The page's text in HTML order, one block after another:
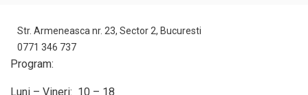
Str. Armeneasca nr. 23, Sector 2, Bucuresti
0771 346 737
Program:
Luni – Vineri: 10 – 18